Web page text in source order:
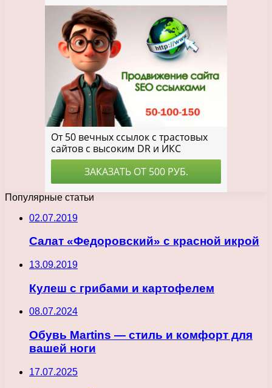
Популярные статьи
02.07.2019
Салат «Федоровский» с красной икрой
13.09.2019
Кулеш с грибами и картофелем
08.07.2024
Обувь Martins — стиль и комфорт для
вашей ноги
17.07.2025